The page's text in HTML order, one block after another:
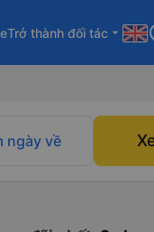
Trở thành đối tác arrow_drop_down
ngày về